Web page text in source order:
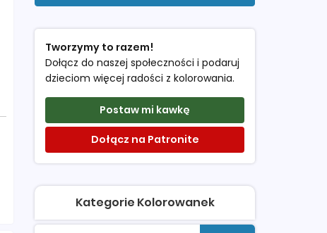
Tworzymy to razem!
Dołącz do naszej społeczności i podaruj
dzieciom więcej radości z kolorowania.
Postaw mi kawkę
Dołącz na Patronite
Kategorie Kolorowanek